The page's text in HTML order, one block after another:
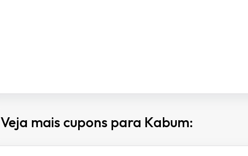
Veja mais cupons para Kabum: